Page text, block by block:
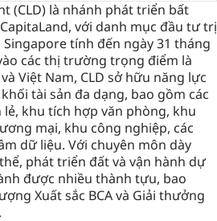
(CLD) là nhánh phát triển bất
với danh mục đầu tư trị
tính đến ngày 31 tháng
các thị trường trọng điểm là
Việt Nam, CLD sở hữu năng lực
tài sản đa dạng, bao gồm các
khu tích hợp văn phòng, khu
mại, khu công nghiệp, các
dữ liệu. Với chuyên môn dày
phát triển đất và vận hành dự
được nhiều thành tựu, bao
Xuất sắc BCA và Giải thưởng